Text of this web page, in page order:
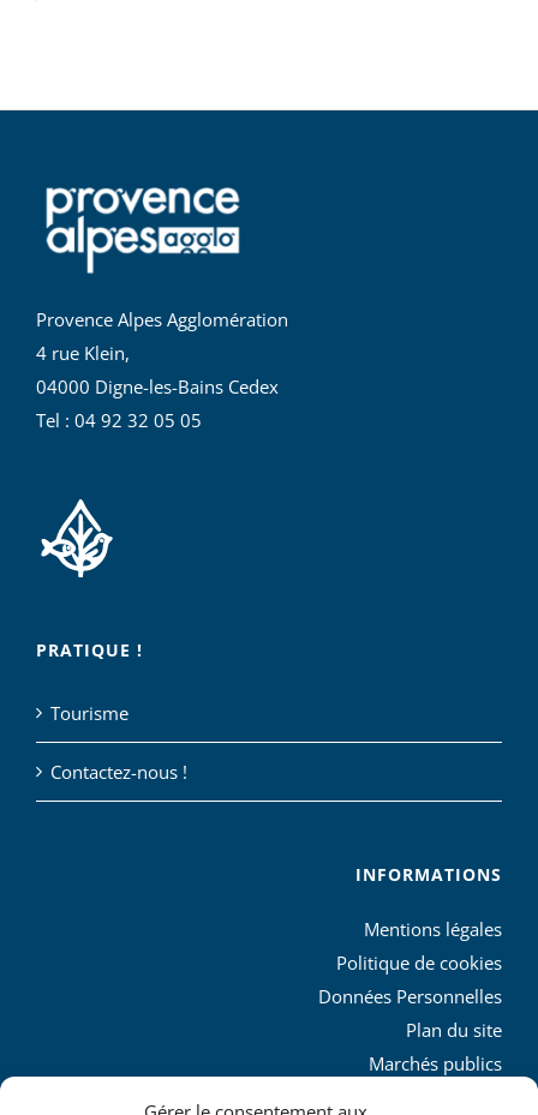
Provence Alpes Agglomération
4 rue Klein,
04000 Digne-les-Bains Cedex
Tel : 04 92 32 05 05
PRATIQUE !
Tourisme
Contactez-nous !
INFORMATIONS
Mentions légales
Politique de cookies
Données Personnelles
Plan du site
Marchés publics